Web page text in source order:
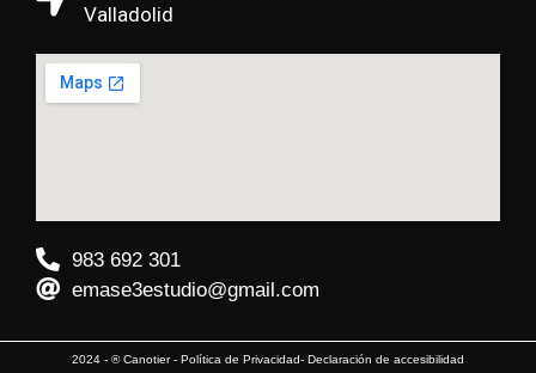
Valladolid
983 692 301
emase3estudio@gmail.com
2024 - ® Canotier - Política de Privacidad- Declaración de accesibilidad